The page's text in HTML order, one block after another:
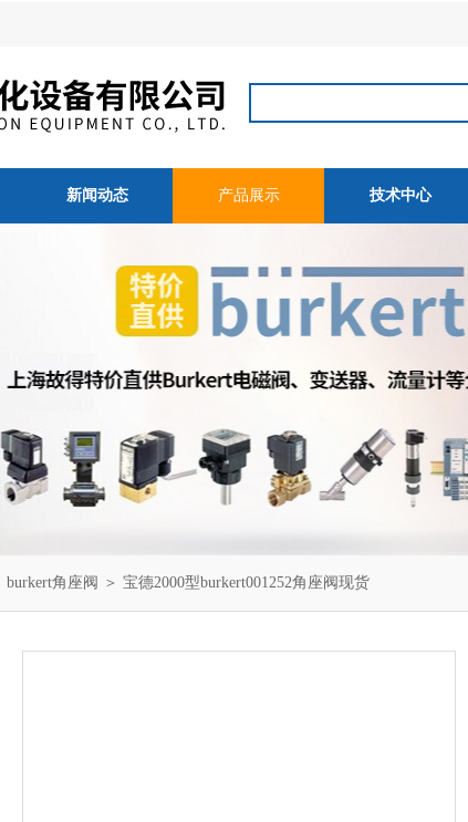
新闻动态 产品展示 技术中心
burkert角座阀 ＞ 宝德2000型burkert001252角座阀现货